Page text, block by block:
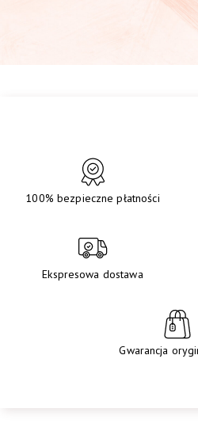
100% bezpieczne płatności
Ekspresowa dostawa
Gwarancja